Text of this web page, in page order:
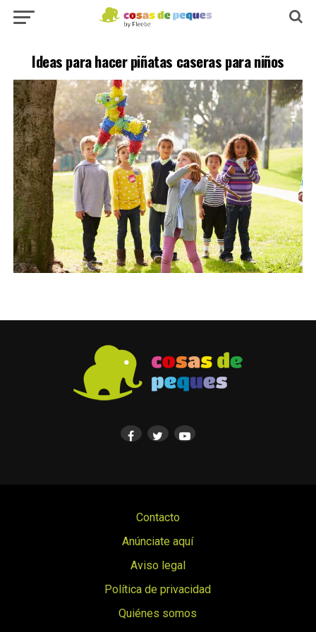
Ideas para hacer piñatas caseras para niños
Contacto
Anúnciate aquí
Aviso legal
Política de privacidad
Quiénes somos